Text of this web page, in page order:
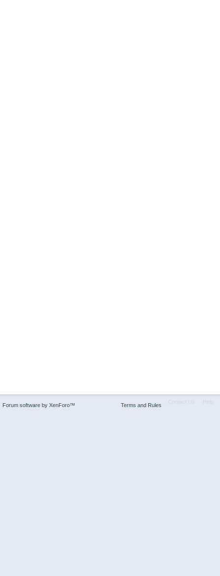
Contact Us Help
Terms and Rules
Forum software by XenForo™